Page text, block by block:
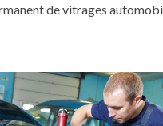
de vitrages